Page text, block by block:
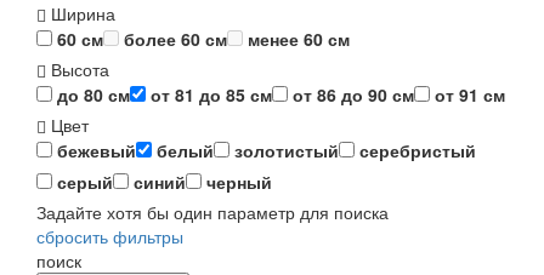
Ширина
60 см
более 60 см
менее 60 см
Высота
до 80 см
от 81 до 85 см от 86 до 90 см
от 91 см
Цвет
бежевый
белый золотистый
серебристый
серый
синий
черный
Задайте хотя бы один параметр для поиска
сбросить фильтры
поиск